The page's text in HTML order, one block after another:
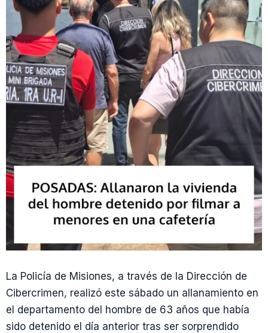
La Policía de Misiones, a través de la Dirección de
Cibercrimen, realizó este sábado un allanamiento en
el departamento del hombre de 63 años que había
sido detenido el día anterior tras ser sorprendido